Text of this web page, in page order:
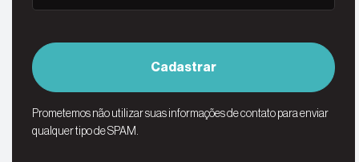
Cadastrar
Prometemos não utilizar suas informações de contato para enviar
qualquer tipo de SPAM.